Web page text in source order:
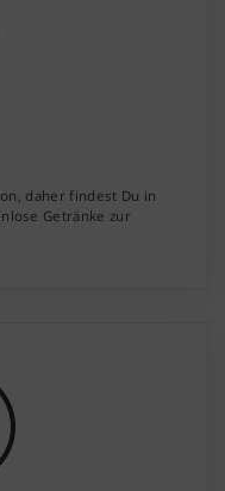
daher findest Du in
Getränke zur